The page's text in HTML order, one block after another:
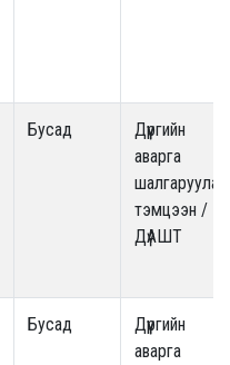
Бусад
Дүүргийн
аварга
шалгаруулах
тэмцээн /
ДүАШТ
Бусад
Дүүргийн
аварга